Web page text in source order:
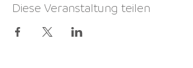
Diese Veranstaltung teilen